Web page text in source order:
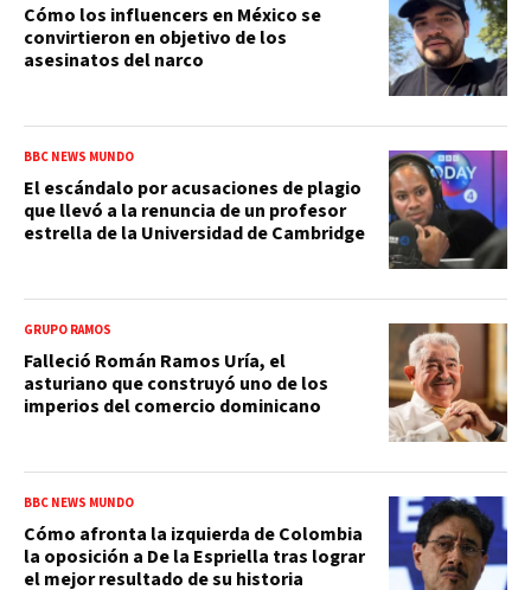
Cómo los influencers en México se
convirtieron en objetivo de los
asesinatos del narco
BBC NEWS MUNDO
El escándalo por acusaciones de plagio
que llevó a la renuncia de un profesor
estrella de la Universidad de Cambridge
GRUPO RAMOS
Falleció Román Ramos Uría, el
asturiano que construyó uno de los
imperios del comercio dominicano
BBC NEWS MUNDO
Cómo afronta la izquierda de Colombia
la oposición a De la Espriella tras lograr
el mejor resultado de su historia